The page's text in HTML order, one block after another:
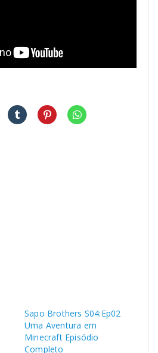
Sapo Brothers S04:Ep02
Uma Aventura em
Minecraft Episódio
Completo